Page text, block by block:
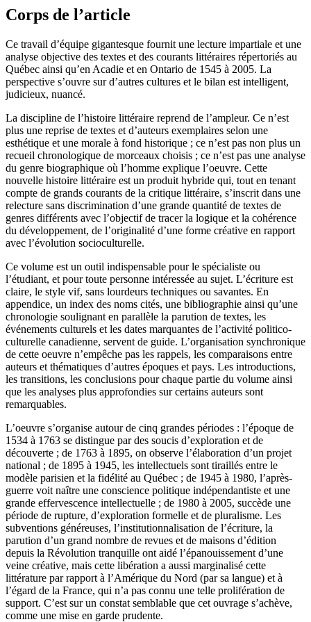
Corps de l’article
Ce travail d’équipe gigantesque fournit une lecture impartiale et une
analyse objective des textes et des courants littéraires répertoriés au
Québec ainsi qu’en Acadie et en Ontario de 1545 à 2005. La
perspective s’ouvre sur d’autres cultures et le bilan est intelligent,
judicieux, nuancé.
La discipline de l’histoire littéraire reprend de l’ampleur. Ce n’est
plus une reprise de textes et d’auteurs exemplaires selon une
esthétique et une morale à fond historique ; ce n’est pas non plus un
recueil chronologique de morceaux choisis ; ce n’est pas une analyse
du genre biographique où l’homme explique l’oeuvre. Cette
nouvelle histoire littéraire est un produit hybride qui, tout en tenant
compte de grands courants de la critique littéraire, s’inscrit dans une
relecture sans discrimination d’une grande quantité de textes de
genres différents avec l’objectif de tracer la logique et la cohérence
du développement, de l’originalité d’une forme créative en rapport
avec l’évolution socioculturelle.
Ce volume est un outil indispensable pour le spécialiste ou
l’étudiant, et pour toute personne intéressée au sujet. L’écriture est
claire, le style vif, sans lourdeurs techniques ou savantes. En
appendice, un index des noms cités, une bibliographie ainsi qu’une
chronologie soulignant en parallèle la parution de textes, les
événements culturels et les dates marquantes de l’activité politico-
culturelle canadienne, servent de guide. L’organisation synchronique
de cette oeuvre n’empêche pas les rappels, les comparaisons entre
auteurs et thématiques d’autres époques et pays. Les introductions,
les transitions, les conclusions pour chaque partie du volume ainsi
que les analyses plus approfondies sur certains auteurs sont
remarquables.
L’oeuvre s’organise autour de cinq grandes périodes : l’époque de
1534 à 1763 se distingue par des soucis d’exploration et de
découverte ; de 1763 à 1895, on observe l’élaboration d’un projet
national ; de 1895 à 1945, les intellectuels sont tiraillés entre le
modèle parisien et la fidélité au Québec ; de 1945 à 1980, l’après-
guerre voit naître une conscience politique indépendantiste et une
grande effervescence intellectuelle ; de 1980 à 2005, succède une
période de rupture, d’exploration formelle et de pluralisme. Les
subventions généreuses, l’institutionnalisation de l’écriture, la
parution d’un grand nombre de revues et de maisons d’édition
depuis la Révolution tranquille ont aidé l’épanouissement d’une
veine créative, mais cette libération a aussi marginalisé cette
littérature par rapport à l’Amérique du Nord (par sa langue) et à
l’égard de la France, qui n’a pas connu une telle prolifération de
support. C’est sur un constat semblable que cet ouvrage s’achève,
comme une mise en garde prudente.